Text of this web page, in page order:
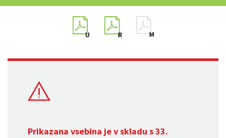
Prikazana vsebina je v skladu s 33.